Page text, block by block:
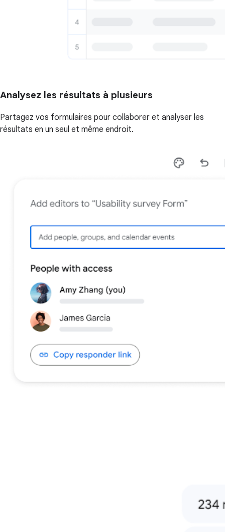
Analysez les résultats à plusieurs
Partagez vos formulaires pour collaborer et analyser les
résultats en un seul et même endroit.